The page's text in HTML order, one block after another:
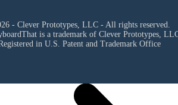
- Clever Prototypes, LLC - All rights reserved.
is a trademark of Clever Prototypes,
in U.S. Patent and Trademark Office